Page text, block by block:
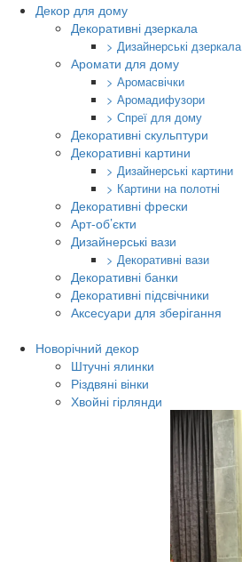
Декор для дому
Декоративні дзеркала
> Дизайнерські дзеркала
Аромати для дому
> Аромасвічки
> Аромадифузори
> Спреї для дому
Декоративні скульптури
Декоративні картини
> Дизайнерські картини
> Картини на полотні
Декоративні фрески
Арт-об’єкти
Дизайнерські вази
> Декоративні вази
Декоративні банки
Декоративні підсвічники
Аксесуари для зберігання
Новорічний декор
Штучні ялинки
Різдвяні вінки
Хвойні гірлянди